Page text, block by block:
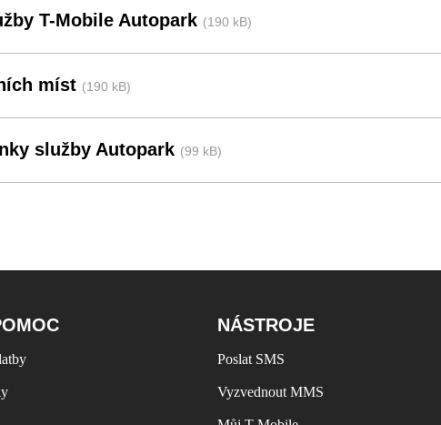
T-Mobile Autopark (190 kB)
míst (190 kB)
služby Autopark (99 kB)
NÁSTROJE
Poslat SMS
Vyzvednout MMS